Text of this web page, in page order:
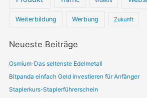
Weiterbildung Werbung Zukunft
Neueste Beiträge
Osmium-Das seltenste Edelmetall
Bitpanda einfach Geld investieren für Anfänger
Staplerkurs-Staplerführerschein